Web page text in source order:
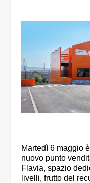
Martedì 6 maggio
nuovo punto
Flavia, spazio
livelli, frutto del